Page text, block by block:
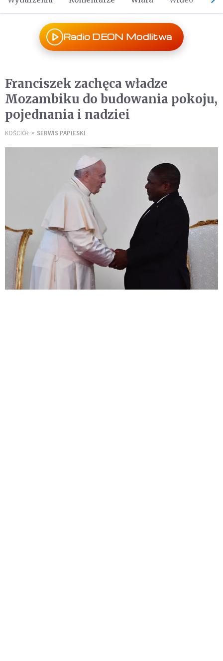
Radio DEON Modlitwa
Franciszek zachęca władze
Mozambiku do budowania pokoju,
pojednania i nadziei
KOŚCIÓŁ SERWIS PAPIESKI